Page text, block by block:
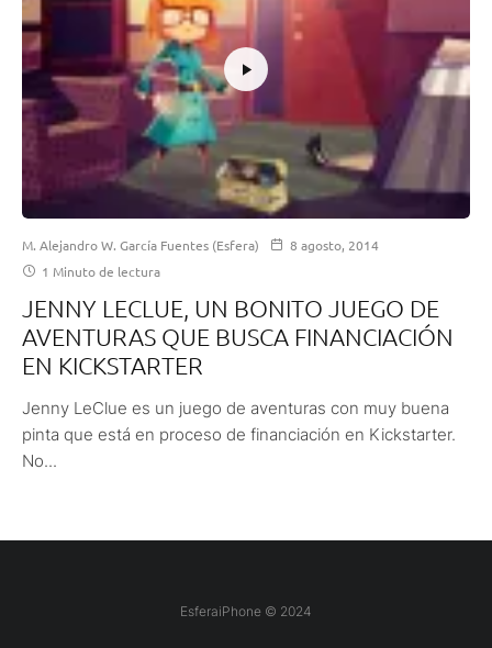
M. Alejandro W. García Fuentes (Esfera)
8 agosto, 2014
1 Minuto de lectura
JENNY LECLUE, UN BONITO JUEGO DE
AVENTURAS QUE BUSCA FINANCIACIÓN
EN KICKSTARTER
Jenny LeClue es un juego de aventuras con muy buena
pinta que está en proceso de financiación en Kickstarter.
No...
EsferaiPhone © 2024